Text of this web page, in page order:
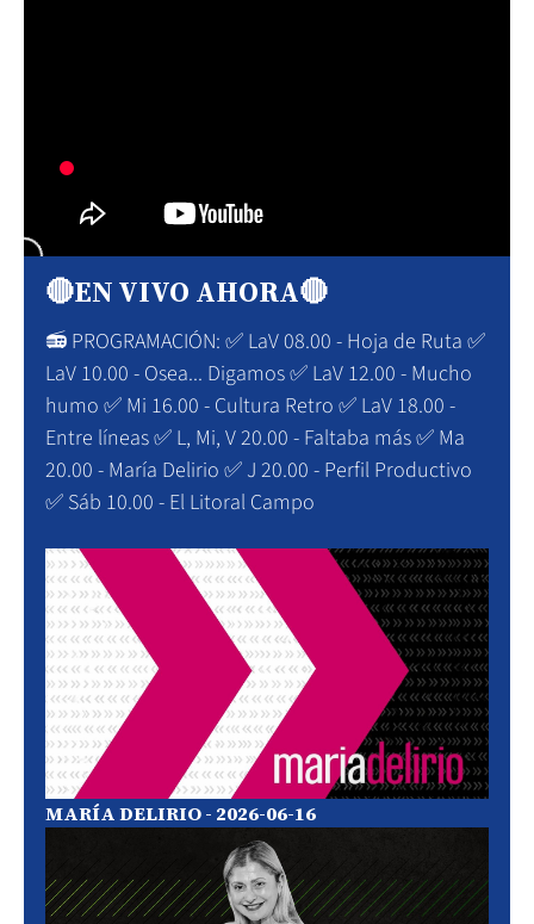
🔴EN VIVO AHORA🔴
📻 PROGRAMACIÓN: ✅ LaV 08.00 - Hoja de Ruta ✅
LaV 10.00 - Osea... Digamos ✅ LaV 12.00 - Mucho
humo ✅ Mi 16.00 - Cultura Retro ✅ LaV 18.00 -
Entre líneas ✅ L, Mi, V 20.00 - Faltaba más ✅ Ma
20.00 - María Delirio ✅ J 20.00 - Perfil Productivo
✅ Sáb 10.00 - El Litoral Campo
MARÍA DELIRIO - 2026-06-16